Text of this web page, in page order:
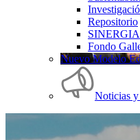
Repositorio
SINERGIA
Fondo
Nuevo Modelo
Noticias